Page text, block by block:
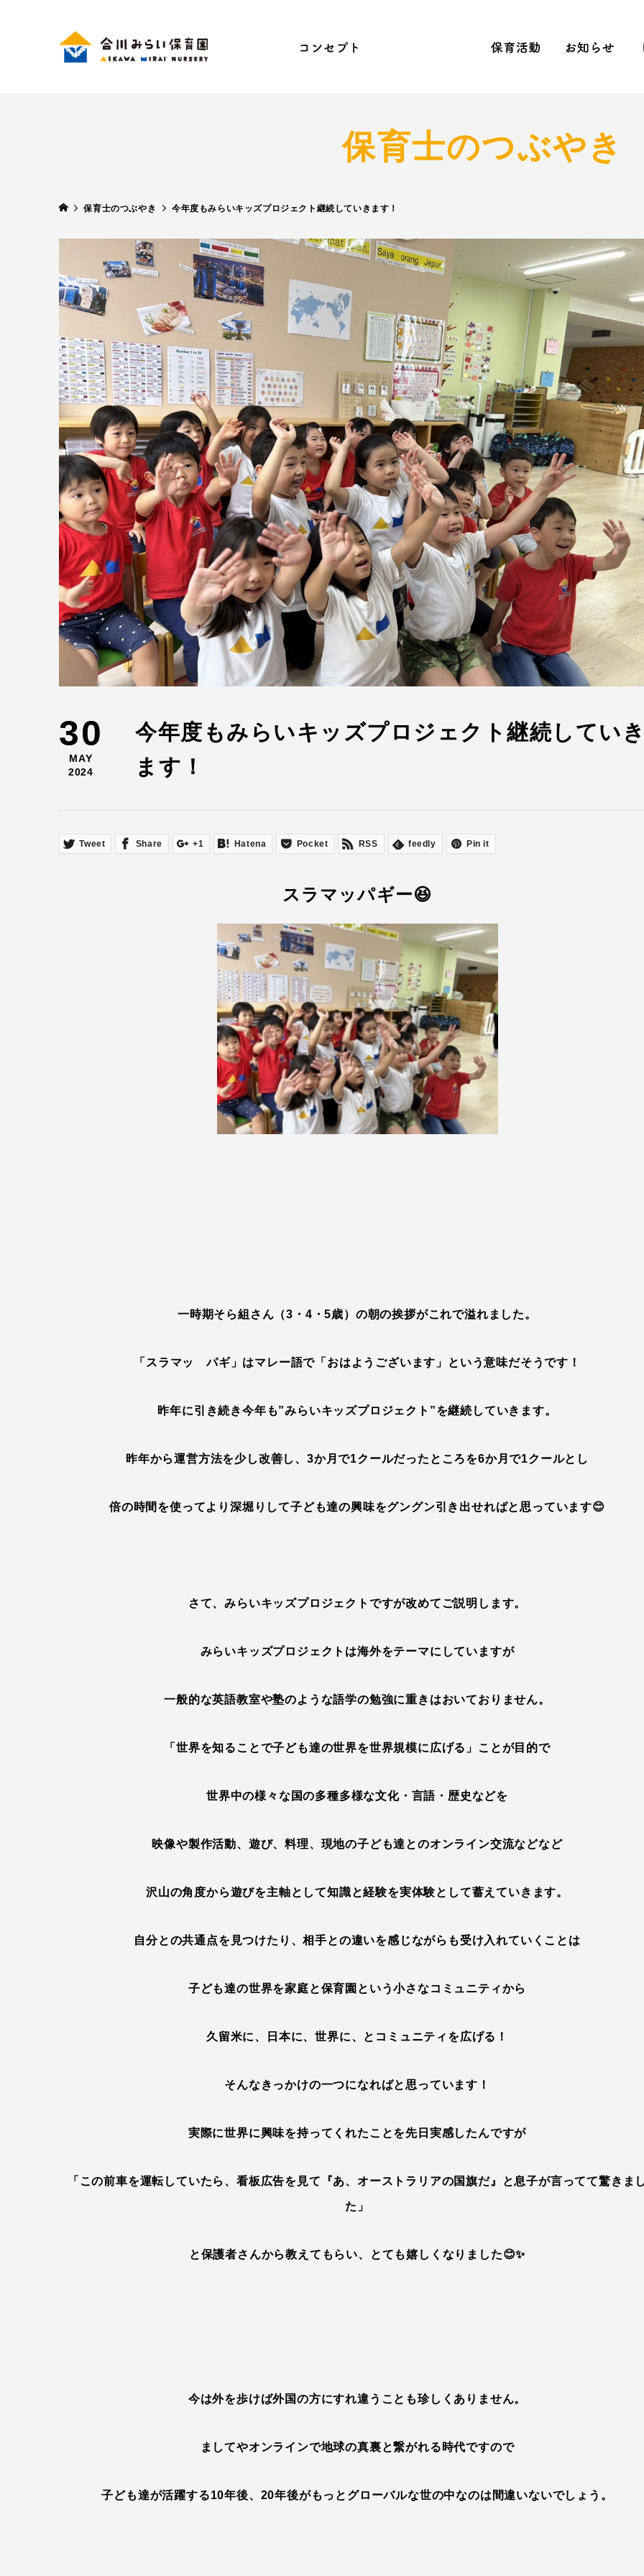
保育理念 こだわりの給食 保育活動
保育士のつぶやき
保育士のつぶやき 今年度もみらいキッズプロジェクト継続していきます！
30
MAY
2024
今年度もみらいキッズプロジェクト継続してい
ます！
Tweet Share +1 Hatena Pocket RSS feedly Pin it
スラマッパギー😆
一時期そら組さん（3・4・5歳）の朝の挨拶がこれで溢れました。
「スラマッ パギ」はマレー語で「おはようございます」という意味だそうです！
昨年に引き続き今年も”みらいキッズプロジェクト”を継続していきます。
昨年から運営方法を少し改善し、3か月で1クールだったところを6か月で1クールとし
倍の時間を使ってより深堀りして子ども達の興味をグングン引き出せればと思っています😊
さて、みらいキッズプロジェクトですが改めてご説明します。
みらいキッズプロジェクトは海外をテーマにしていますが
一般的な英語教室や塾のような語学の勉強に重きはおいておりません。
「世界を知ることで子ども達の世界を世界規模に広げる」ことが目的で
世界中の様々な国の多種多様な文化・言語・歴史などを
映像や製作活動、遊び、料理、現地の子ども達とのオンライン交流などなど
沢山の角度から遊びを主軸として知識と経験を実体験として蓄えていきます。
自分との共通点を見つけたり、相手との違いを感じながらも受け入れていくことは
子ども達の世界を家庭と保育園という小さなコミュニティから
久留米に、日本に、世界に、とコミュニティを広げる！
そんなきっかけの一つになればと思っています！
実際に世界に興味を持ってくれたことを先日実感したんですが
「この前車を運転していたら、看板広告を見て『あ、オーストラリアの国旗だ』と息子が言ってて驚きま
た」
と保護者さんから教えてもらい、とても嬉しくなりました😊✨
今は外を歩けば外国の方にすれ違うことも珍しくありません。
ましてやオンラインで地球の真裏と繋がれる時代ですので
子ども達が活躍する10年後、20年後がもっとグローバルな世の中なのは間違いないでしょう。